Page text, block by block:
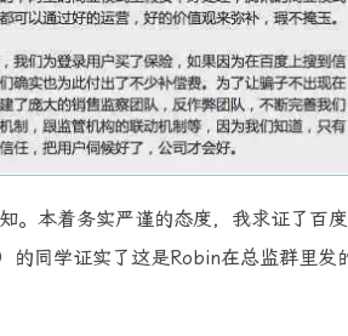
。本着务实严谨的态度，我求证了百
同学证实了这是Robin在总监群里发